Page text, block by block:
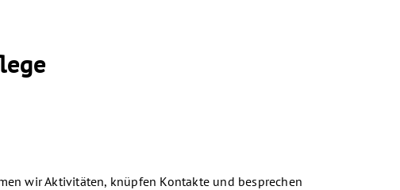
wir Aktivitäten, knüpfen Kontakte und besprechen